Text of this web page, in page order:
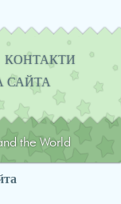
КОНТАКТИ
САЙТА
the World